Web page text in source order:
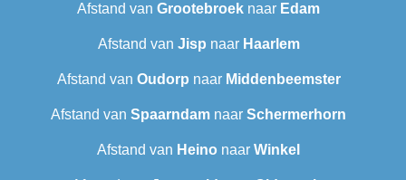
Afstand van Grootebroek naar Edam
Afstand van Jisp naar Haarlem
Afstand van Oudorp naar Middenbeemster
Afstand van Spaarndam naar Schermerhorn
Afstand van Heino naar Winkel